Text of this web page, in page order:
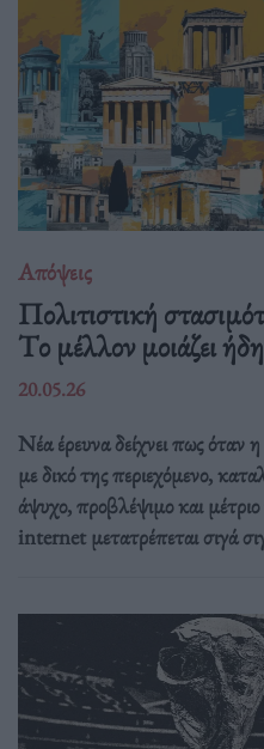
Απόψεις
Πολιτιστική
Tο μέλλον μοιάζει
20.05.26
Νέα έρευνα δείχνει πως όταν
με δικό της περιεχόμενο,
άψυχο, προβλέψιμο και
internet μετατρέπεται σιγά